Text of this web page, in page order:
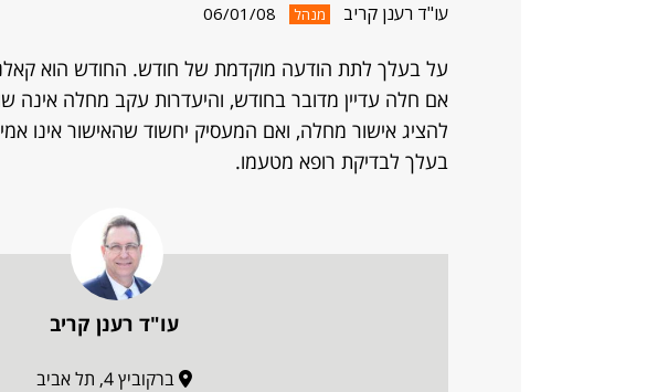
עו"ד רענן קריב מנהל 06/01/08
על בעלך לתת הודעה מוקדמת של חודש. החודש הוא
אם חלה עדיין מדובר בחודש, והיעדרות עקב מחלה אינה
להציג אישור מחלה, ואם המעסיק יחשוד שהאישור אינו
בעלך לבדיקת רופא מטעמו.
עו"ד רענן קריב
ברקוביץ 4, תל אביב